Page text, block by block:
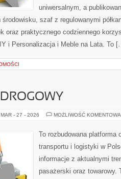
uniwersalnym, a
szaf z regulowanymi
oraz praktycznego codziennego
i Personalizacja i Meble na Lata. To
MAR - 27 - 2026 MOŻLIWOŚĆ
To rozbudowana platforma
transportu i logistyki w
informacje z aktualnymi
pasażerski oraz towarowy.